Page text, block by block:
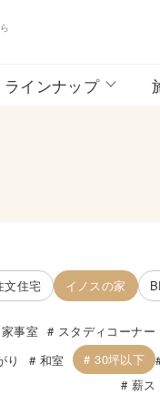
ラインナップ
文住宅 イノスの家
家事室 スタディコーナー
り 和室 30坪以下
薪ス